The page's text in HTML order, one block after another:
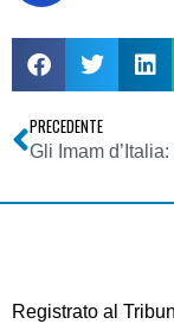
PRECEDENTE
Registrato al